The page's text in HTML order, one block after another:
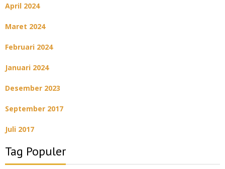
April 2024
Maret 2024
Februari 2024
Januari 2024
Desember 2023
September 2017
Juli 2017
Tag Populer